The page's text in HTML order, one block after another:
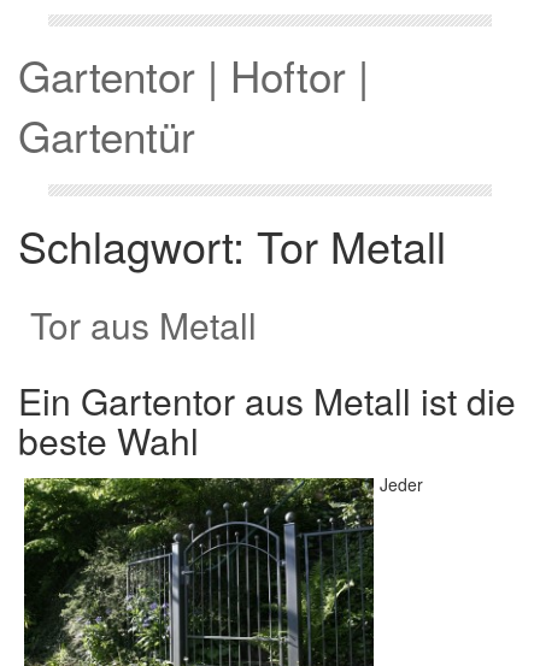
Gartentor | Hoftor |
Gartentür
Schlagwort: Tor Metall
Tor aus Metall
Ein Gartentor aus Metall ist die
beste Wahl
Jeder